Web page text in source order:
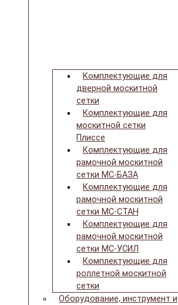
Комплектующие для
дверной москитной
сетки
Комплектующие для
москитной сетки
Плиссе
Комплектующие для
рамочной москитной
сетки МС-БАЗА
Комплектующие для
рамочной москитной
сетки МС-СТАН
Комплектующие для
рамочной москитной
сетки МС-УСИЛ
Комплектующие для
роллетной москитной
сетки
Оборудование, инструмент и